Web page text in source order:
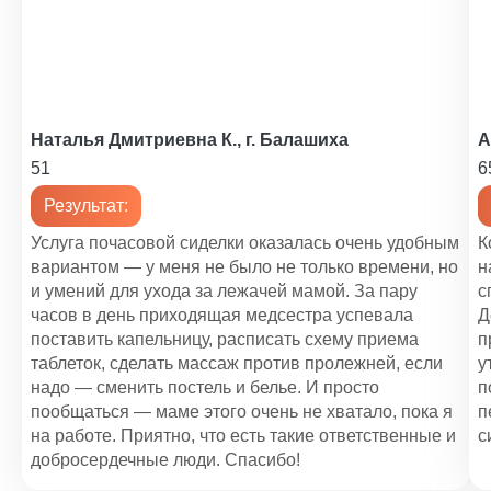
от 150 ₽/час
Наталья Дмитриевна К., г. Балашиха
51
Результат:
Услуга почасовой сиделки оказалась очень удобным
вариантом — у меня не было не только времени, но
и умений для ухода за лежачей мамой. За пару
часов в день приходящая медсестра успевала
поставить капельницу, расписать схему приема
таблеток, сделать массаж против пролежней, если
надо — сменить постель и белье. И просто
пообщаться — маме этого очень не хватало, пока я
на работе. Приятно, что есть такие ответственные и
добросердечные люди. Спасибо!